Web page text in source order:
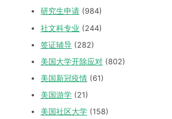
研究生申请 (984)
社文科专业 (244)
签证辅导 (282)
美国大学开除应对 (802)
美国新冠疫情 (61)
美国游学 (21)
美国社区大学 (158)